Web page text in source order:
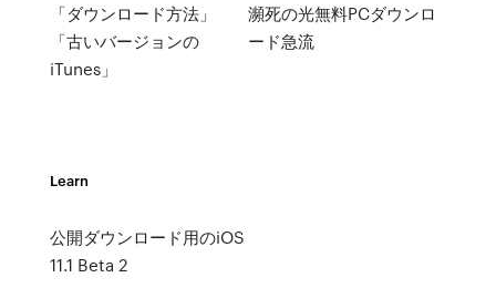
「ダウンロード方法」
「古いバージョンの
iTunes」
瀕死の光無料PCダウンロ
ード急流
Learn
公開ダウンロード用のiOS
11.1 Beta 2